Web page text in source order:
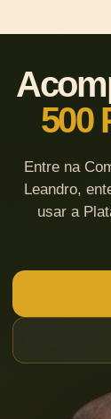
500
Entre na
Leandro,
usar a